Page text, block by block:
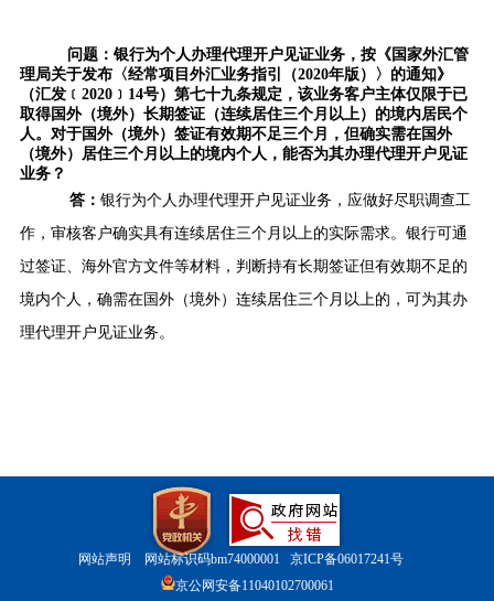
问题： 银行为个人办理代理开户见证业务，按《国家外汇管
理局关于发布〈经常项目外汇业务指引（2020年版） 〉 的通知》
（汇发﹝ 2020﹞ 14号）第七十九条规定，该业务客户主体仅限于已
取得国外（境外）长期签证（连续居住三个月以上）的境内居民个
人。对于国外（境外）签证有效期不足三个月，但确实需在国外
（境外）居住三个月以上的境内个人，能否为其办理代理开户见证
业务？
答：银行为个人办理代理开户见证业务，应做好尽职调查工
作，审核客户确实具有连续居住三个月以上的实际需求。银行可通
过签证、海外官方文件等材料，判断持有长期签证但有效期不足的
境内个人，确需在国外（境外）连续居住三个月以上的，可为其办
理代理开户见证业务。
网站声明 网站标识码bm74000001 京ICP备06017241号
京公网安备11040102700061